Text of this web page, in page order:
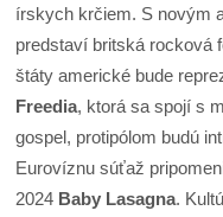
írskych krčiem. S novým
predstaví britská rocková
štáty americké bude
Freedia, ktorá sa spojí s
gospel, protipólom budú
Eurovíznu súťaž
2024 Baby Lasagna.